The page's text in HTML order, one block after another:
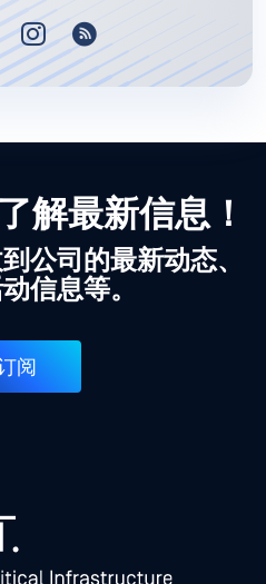
解最新信息！
公司的最新动态、
信息等。
阅